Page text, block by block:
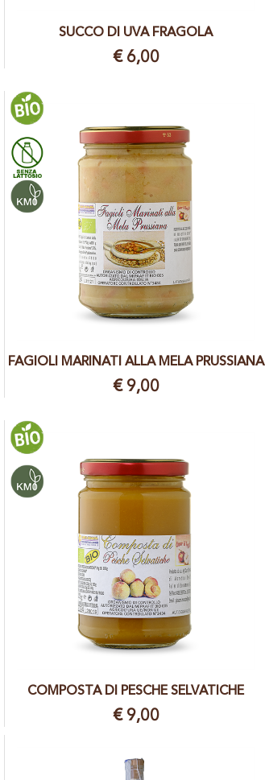
SUCCO DI UVA FRAGOLA
€ 6,00
FAGIOLI MARINATI ALLA MELA PRUSSIANA
€ 9,00
COMPOSTA DI PESCHE SELVATICHE
€ 9,00